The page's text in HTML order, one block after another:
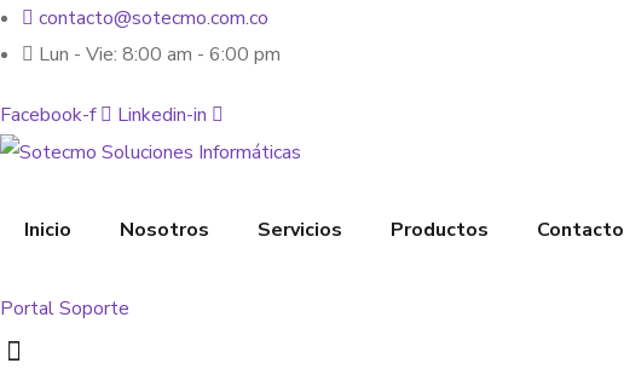
contacto@sotecmo.com.co
Lun - Vie: 8:00 am - 6:00 pm
Facebook-f Linkedin-in
Inicio Nosotros Servicios Productos Contacto
Portal Soporte